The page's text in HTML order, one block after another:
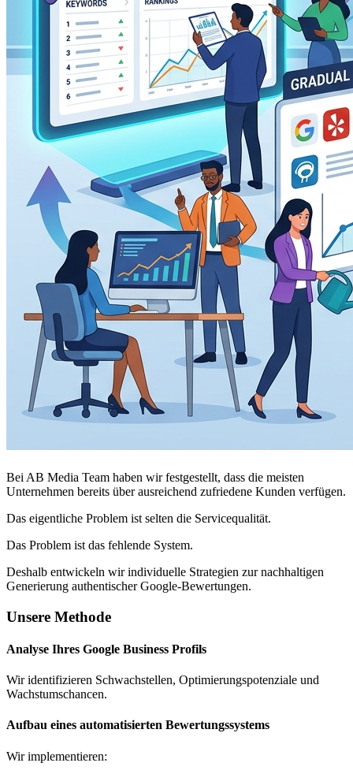
Bei AB Media Team haben wir festgestellt, dass die meisten
Unternehmen bereits über ausreichend zufriedene Kunden verfügen.
Das eigentliche Problem ist selten die Servicequalität.
Das Problem ist das fehlende System.
Deshalb entwickeln wir individuelle Strategien zur nachhaltigen
Generierung authentischer Google-Bewertungen.
Unsere Methode
Analyse Ihres Google Business Profils
Wir identifizieren Schwachstellen, Optimierungspotenziale und
Wachstumschancen.
Aufbau eines automatisierten Bewertungssystems
Wir implementieren: